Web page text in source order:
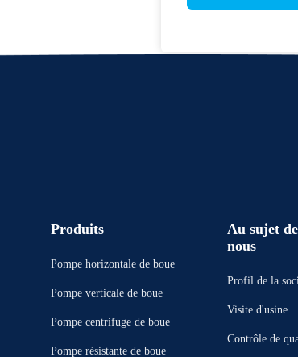
Produits
Pompe horizontale de boue
Pompe verticale de boue
Pompe centrifuge de boue
Pompe résistante de boue
Au sujet de
nous
Profil de la
Visite d'usine
Contrôle de